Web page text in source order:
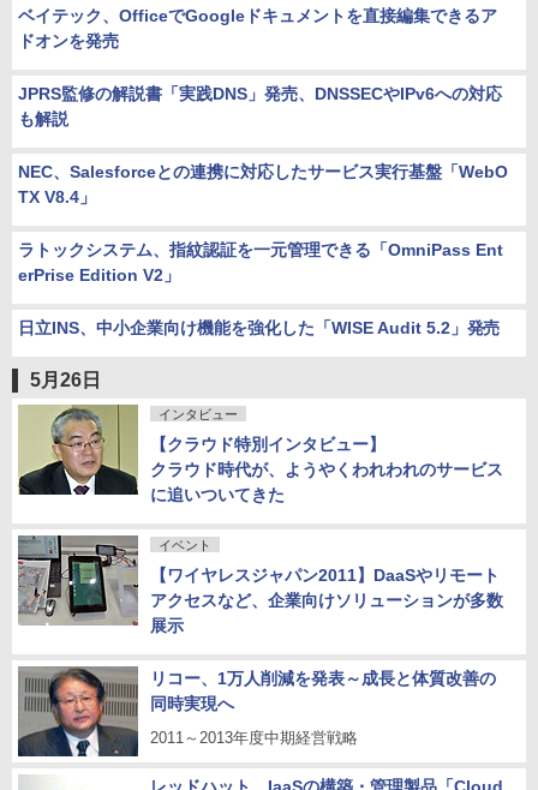
ベイテック、OfficeでGoogleドキュメントを直接編集できるア
ドオンを発売
JPRS監修の解説書「実践DNS」発売、DNSSECやIPv6への対応
も解説
NEC、Salesforceとの連携に対応したサービス実行基盤「WebO
TX V8.4」
ラトックシステム、指紋認証を一元管理できる「OmniPass Ent
erPrise Edition V2」
日立INS、中小企業向け機能を強化した「WISE Audit 5.2」発売
5月26日
インタビュー
【クラウド特別インタビュー】
クラウド時代が、ようやくわれわれのサービス
に追いついてきた
イベント
【ワイヤレスジャパン2011】DaaSやリモート
アクセスなど、企業向けソリューションが多数
展示
リコー、1万人削減を発表～成長と体質改善の
同時実現へ
2011～2013年度中期経営戦略